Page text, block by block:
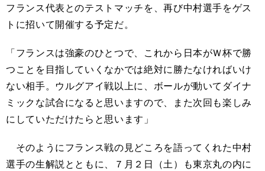
フランス代表とのテストマッチを、再び中村選手をゲス
トに招いて開催する予定だ。
「フランスは強豪のひとつで、これから日本がＷ杯で勝
つことを目指していくなかでは絶対に勝たなければいけ
ない相手。ウルグアイ戦以上に、ボールが動いてダイナ
ミックな試合になると思いますので、また次回も楽しみ
にしていただけたらと思います」
そのようにフランス戦の見どころを語ってくれた中村
選手の生解説とともに、７月２日（土）も東京丸の内に